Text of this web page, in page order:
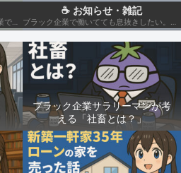
ＣｈａｔＧＰＴと会話してブラック企業での疲れを癒やしたり、自己成長のための知見を広げる💻
☕ お知らせ・雑記
ブラック企業で働いてても息抜きしたい。。。
ブラック企業サラリーマンが考
える「社畜とは？」